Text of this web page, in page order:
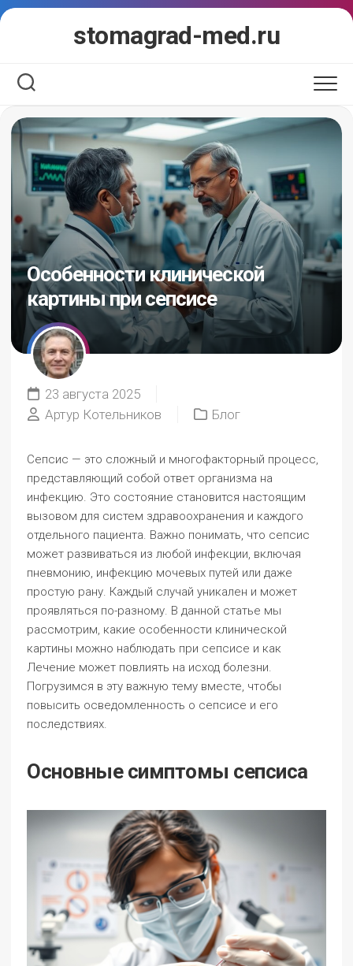
Перейти
stomagrad-med.ru
Особенности клинической
картины при сепсисе
23 августа 2025
Артур Котельников
Блог
Сепсис — это сложный и многофакторный процесс,
представляющий собой ответ организма на
инфекцию. Это состояние становится настоящим
вызовом для систем здравоохранения и каждого
отдельного пациента. Важно понимать, что сепсис
может развиваться из любой инфекции, включая
пневмонию, инфекцию мочевых путей или даже
простую рану. Каждый случай уникален и может
проявляться по-разному. В данной статье мы
рассмотрим, какие особенности клинической
картины можно наблюдать при сепсисе и как
Лечение может повлиять на исход болезни.
Погрузимся в эту важную тему вместе, чтобы
повысить осведомленность о сепсисе и его
последствиях.
Основные симптомы сепсиса